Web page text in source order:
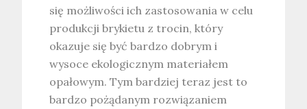
się możliwości ich zastosowania w celu
produkcji brykietu z trocin, który
okazuje się być bardzo dobrym i
wysoce ekologicznym materiałem
opałowym. Tym bardziej teraz jest to
bardzo pożądanym rozwiązaniem